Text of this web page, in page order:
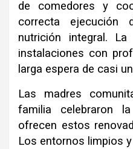
de comedores y
correcta ejecución
nutrición integral.
instalaciones con
larga espera de casi
Las madres
familia celebraron
ofrecen estos
Los entornos limpios